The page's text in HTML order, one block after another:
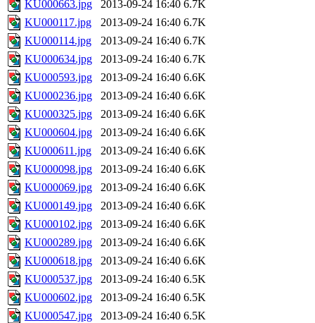
KU000663.jpg 2013-09-24 16:40 6.7K
KU000117.jpg
2013-09-24 16:40 6.7K
KU000114.jpg
2013-09-24 16:40 6.7K
KU000634.jpg
2013-09-24 16:40 6.7K
KU000593.jpg
2013-09-24 16:40 6.6K
KU000236.jpg
2013-09-24 16:40 6.6K
KU000325.jpg
2013-09-24 16:40 6.6K
KU000604.jpg
2013-09-24 16:40 6.6K
KU000611.jpg
2013-09-24 16:40 6.6K
KU000098.jpg
2013-09-24 16:40 6.6K
KU000069.jpg
2013-09-24 16:40 6.6K
KU000149.jpg
2013-09-24 16:40 6.6K
KU000102.jpg
2013-09-24 16:40 6.6K
KU000289.jpg
2013-09-24 16:40 6.6K
KU000618.jpg
2013-09-24 16:40 6.6K
KU000537.jpg
2013-09-24 16:40 6.5K
KU000602.jpg
2013-09-24 16:40 6.5K
KU000547.jpg
2013-09-24 16:40 6.5K